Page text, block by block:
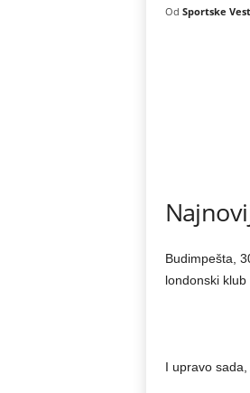
t
e
t
Od Sportske
Budimpešta,
londonski klub
I upravo